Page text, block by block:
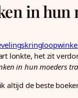
in hun
lonkte, het zit
in hun moeders
altijd de beste